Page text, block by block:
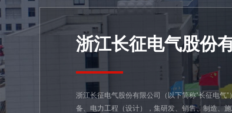
浙江长征电气股份
浙江长征电气股份有限公司（以下简称"长征电
备、电力工程（设计），集研发、销售、制造、